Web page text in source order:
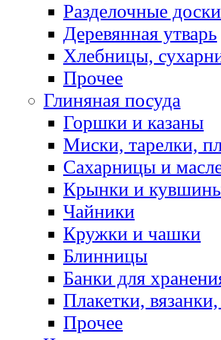
Разделочные доски
Деревянная утварь
Хлебницы,
Прочее
Глиняная посуда
Горшки и казаны
Миски, тарелки,
Сахарницы и
Крынки и
Чайники
Кружки и чашки
Блинницы
Банки для
Плакетки,
Прочее